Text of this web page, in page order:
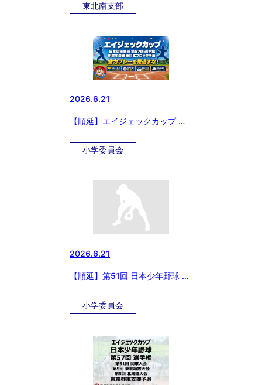
東北南支部
2026.6.21
【順延】エイジェックカップ 日
本ブロック予選
小学委員会
2026.6.21
【順延】第51回 日本少年野球 関
予選小学委員会